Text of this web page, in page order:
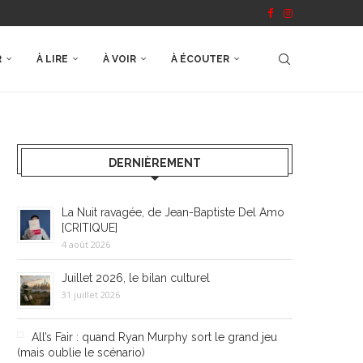
À LIRE À VOIR À ÉCOUTER
DERNIÈREMENT
La Nuit ravagée, de Jean-Baptiste Del Amo
[CRITIQUE]
4 août 2026
Juillet 2026, le bilan culturel
31 juillet 2026
All’s Fair : quand Ryan Murphy sort le grand jeu
(mais oublie le scénario)